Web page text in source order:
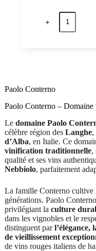
quantité
Bric
Paolo Conterno
Paolo Conterno –
Le domaine Paolo
célèbre région des Langhe,
d’Alba, en Italie. Ce
vinification traditionnelle,
qualité et ses vins
Nebbiolo, parfaitement
La famille Conterno cultive
générations. Paolo
privilégiant la culture
dans les vignobles et le
distinguent parl’élégance,
de vieillissement
de vins rouges italiens de